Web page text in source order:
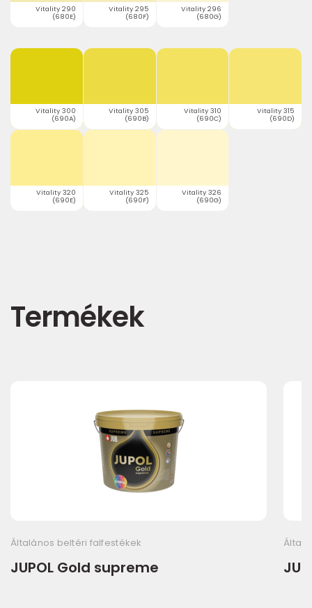
Vitality 290
(680E)
Vitality 295
(680F)
Vitality 296
(680G)
Vitality 300
(690A)
Vitality 305
(690B)
Vitality 310
(690C)
Vitality 315
(690D)
Vitality 320
(690E)
Vitality 325
(690F)
Vitality 326
(690G)
Termékek
Általános beltéri falfestékek
JUPOL Gold supreme